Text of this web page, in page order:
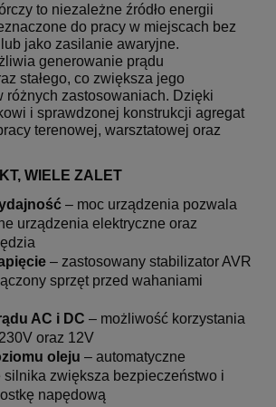
to niezależne źródło energii
do pracy w miejscach bez
jako zasilanie awaryjne.
generowanie prądu
stałego, co zwiększa jego
różnych zastosowaniach. Dzięki
i sprawdzonej konstrukcji agregat
terenowej, warsztatowej oraz
WIELE ZALET
– moc urządzenia pozwala
urządzenia elektryczne oraz
– zastosowany stabilizator AVR
sprzęt przed wahaniami
AC i DC – możliwość korzystania
oraz 12V
oleju – automatyczne
silnika zwiększa bezpieczeństwo i
napędową